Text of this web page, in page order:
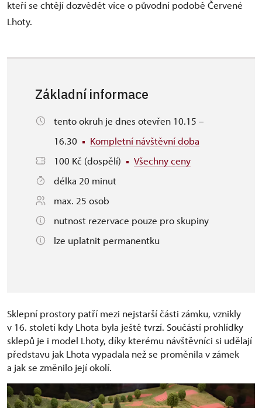
kteří se chtějí dozvědět více o původní podobě Červené
Lhoty.
Základní informace
tento okruh je dnes otevřen 10.15 –
16.30
Kompletní návštěvní doba
100 Kč (dospělí)
Všechny ceny
délka 20 minut
max. 25 osob
nutnost rezervace pouze pro skupiny
lze uplatnit permanentku
Sklepní prostory patří mezi nejstarší části zámku, vznikly
v 16. století kdy Lhota byla ještě tvrzí. Součástí prohlídky
sklepů je i model Lhoty, díky kterému návštěvníci si udělají
představu jak Lhota vypadala než se proměnila v zámek
a jak se změnilo její okolí.